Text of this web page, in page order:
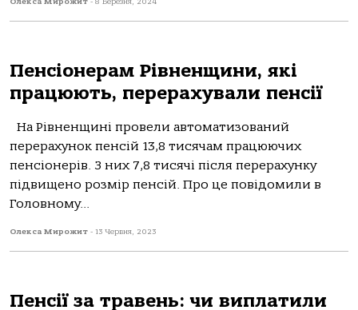
Пенсіонерам Рівненщини, які
працюють, перерахували пенсії
На Рівненщині провели автоматизований
перерахунок пенсій 13,8 тисячам працюючих
пенсіонерів. З них 7,8 тисячі після перерахунку
підвищено розмір пенсій. Про це повідомили в
Головному...
Олекса Мирожит - 13 Червня, 2023
Пенсії за травень: чи виплатили